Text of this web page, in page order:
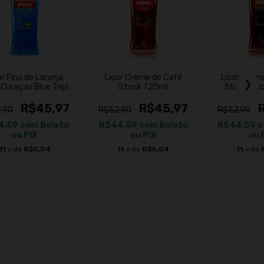
Fino de Laranja
Blue Triple
R$45,97
com Boleto
ou PIX
11 x de R$5,04
Licor Creme de Café
Stock 720ml
R$52,90 R$45,97
R$44,59 com Boleto
ou PIX
11 x de R$5,04
Licor
Stock
R$52,90
R$44,59
ou
11 x de
❯